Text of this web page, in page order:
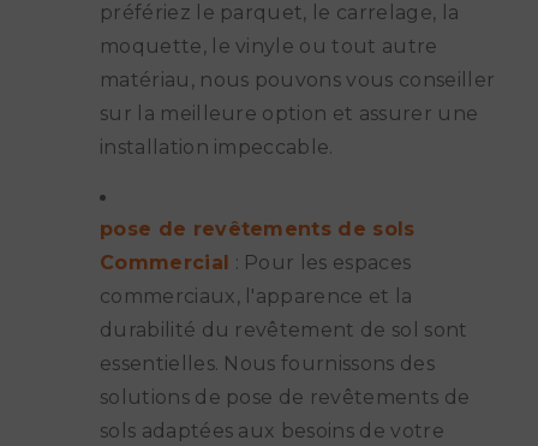
préfériez le parquet, le carrelage, la
moquette, le vinyle ou tout autre
matériau, nous pouvons vous conseiller
sur la meilleure option et assurer une
installation impeccable.
pose de revêtements de sols
Commercial : Pour les espaces
commerciaux, l'apparence et la
durabilité du revêtement de sol sont
essentielles. Nous fournissons des
solutions de pose de revêtements de
sols adaptées aux besoins de votre